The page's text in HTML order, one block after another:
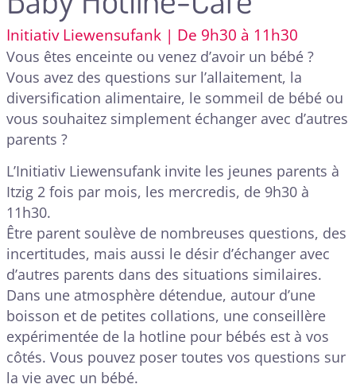
Initiativ Liewensufank | De 9h30 à 11h30
Vous êtes enceinte ou venez d’avoir un bébé ?
Vous avez des questions sur l’allaitement, la
diversification alimentaire, le sommeil de bébé ou
vous souhaitez simplement échanger avec d’autres
parents ?
L’Initiativ Liewensufank invite les jeunes parents à
Itzig 2 fois par mois, les mercredis, de 9h30 à
11h30.
Être parent soulève de nombreuses questions, des
incertitudes, mais aussi le désir d’échanger avec
d’autres parents dans des situations similaires.
Dans une atmosphère détendue, autour d’une
boisson et de petites collations, une conseillère
expérimentée de la hotline pour bébés est à vos
côtés. Vous pouvez poser toutes vos questions sur
la vie avec un bébé.